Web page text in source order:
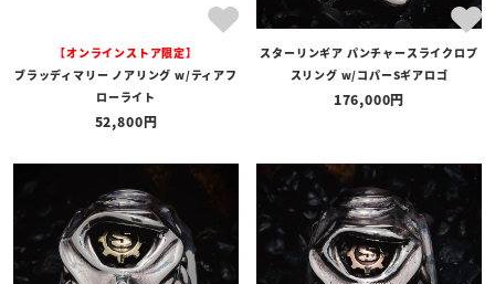
在庫あり
在庫なしを含む
【オンラインストア限定】
ブラッディマリー ノアリング w/ティアフ
ローライト
52,800
スターリンギア パンチャースライクロプ
スリング w/コパーSギアロゴ
176,000